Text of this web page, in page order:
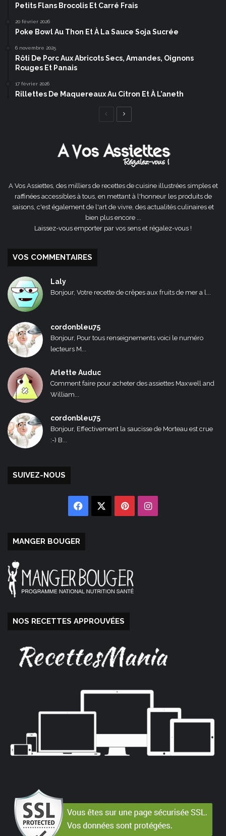
Petits Flans Brocolis Et Carré Frais
20 février 2026
Poke Bowl Au Thon Et À La Sauce Soja Sucrée
6 novembre 2025
Rôti De Porc Aux Abricots Secs, Amandes, Oignons
Rouges Et Panais
17 février 2026
Rillettes De Maquereaux Au Citron Et À L’aneth
Page
A Vos Assiettes, des milliers de recettes de cuisine illustrées simples et
raffinées accessibles à tous, en mettant à l'honneur les produits de
saisons, c'est également de l'art de vivre, des actualités culinaires et
bien plus encore ...
Laissez-vous emporter par vos sens et régalez-vous !
VOS COMMENTAIRES
Laly
Bonjour, Votre recette de crêpes aux fruits de mer a l...
cordonbleu75
Bonjour, Pour tous renseignements voici le numéro
lecteurs M...
Arlette Auduc
Comment faire pour acheter des assiettes Maxwell and
William...
cordonbleu75
Bonjour, Effectivement la saucisse de Morteau est crue
:-) B...
SUIVEZ-NOUS
Facebook PinterestInstagram
MANGER BOUGER
NOS RECETTES APPROUVÉES